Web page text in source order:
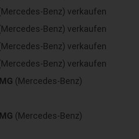
Benz) verkaufen
Benz) verkaufen
Benz) verkaufen
Benz) verkaufen
(Mercedes-Benz)
(Mercedes-Benz)